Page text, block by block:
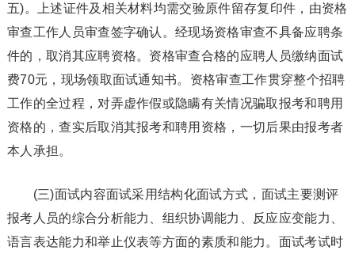
五)。上述证件及相关材料均需交验原件留存复印件，由资格
审查工作人员审查签字确认。经现场资格审查不具备应聘条
件的，取消其应聘资格。资格审查合格的应聘人员缴纳面试
费70元，现场领取面试通知书。资格审查工作贯穿整个招聘
工作的全过程，对弄虚作假或隐瞒有关情况骗取报考和聘用
资格的，查实后取消其报考和聘用资格，一切后果由报考者
本人承担。
(三)面试内容面试采用结构化面试方式，面试主要测评
报考人员的综合分析能力、组织协调能力、反应应变能力、
语言表达能力和举止仪表等方面的素质和能力。面试考试时